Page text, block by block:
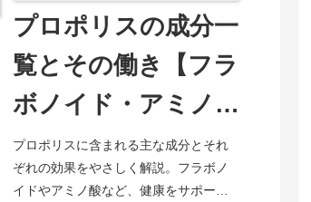
プロポリスの成分一
覧とその働き【フラ
ボノイド・アミノ酸
など】
プロポリスに含まれる主な成分とそれ
ぞれの効果をやさしく解説。フラボノ
イドやアミノ酸など、健康をサポート